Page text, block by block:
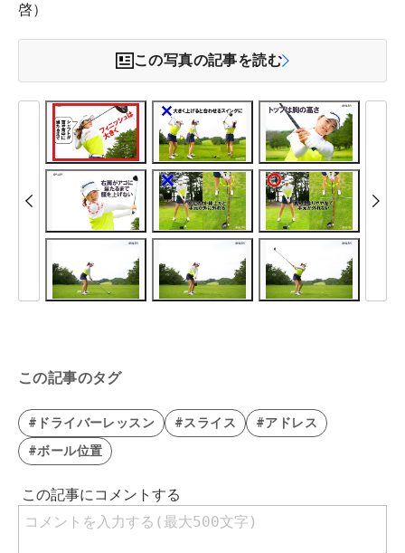
啓）
この写真の記事を読む
この記事のタグ
#ドライバーレッスン #スライス
#アドレス
#ボール位置